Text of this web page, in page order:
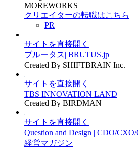
MOREWORKS
クリエイターの転職はこちら
PR
サイトを直接開く
ブルータス| BRUTUS.jp
Created By SHIFTBRAIN Inc.
サイトを直接開く
TBS INNOVATION LAND
Created By BIRDMAN
サイトを直接開く
Question and Design | CDO/
経営マガジン